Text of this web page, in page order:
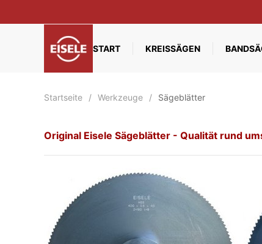
Zum Hauptinhalt springen
START KREISSÄGEN
Startseite Werkzeuge Sägeblätter
Original Eisele Sägeblätter - Qualität rund